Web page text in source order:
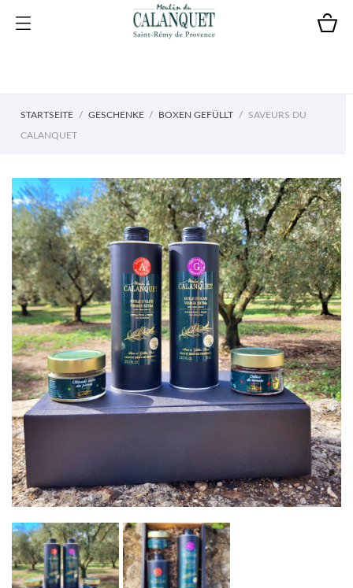
STARTSEITE GESCHENKE BOXEN GEFÜLLT SAVEURS DU
CALANQUET